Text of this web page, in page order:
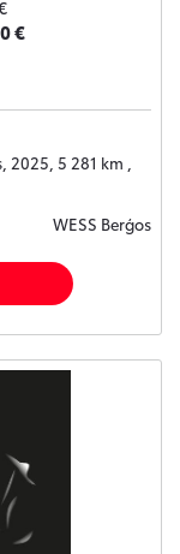
€
5 281 km ,
WESS Berģos